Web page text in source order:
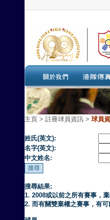
主頁 > 註冊球員資訊 > 球員
姓氏(英文):
名字(英文):
中文姓名:
搜尋結果:
1. 2008或以前之所有賽事，棄
2. 而有關雙棄權之賽事，有